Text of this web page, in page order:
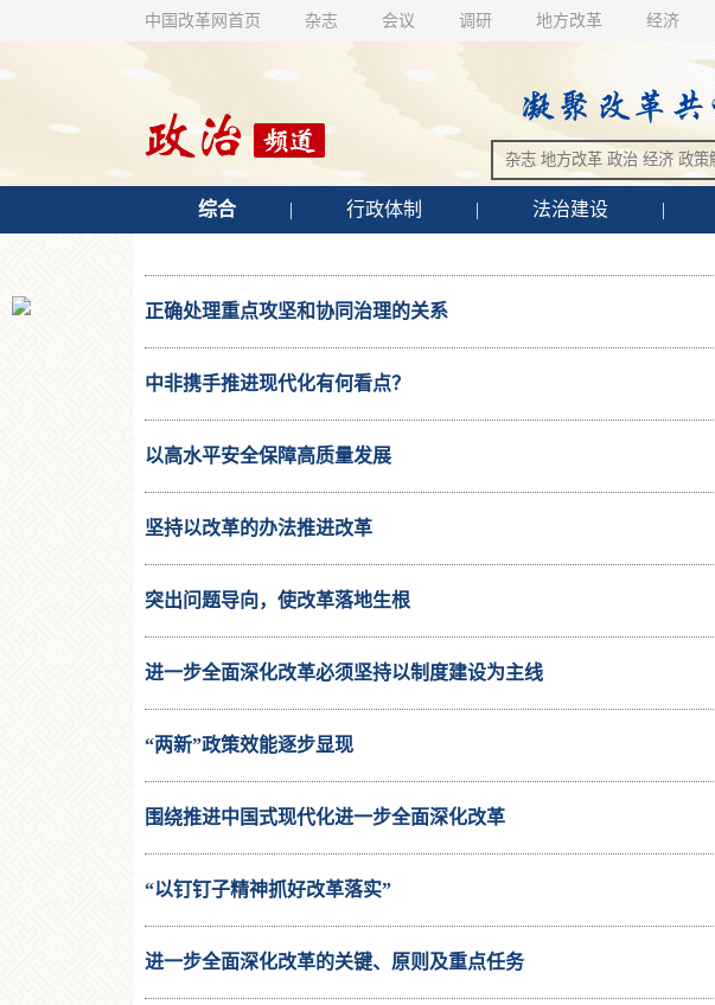
中国改革网首页 杂志 会议 调研 地方改革 经济
综合 | 行政体制 | 法治建设 |
正确处理重点攻坚和协同治理的关系
中非携手推进现代化有何看点？
以高水平安全保障高质量发展
坚持以改革的办法推进改革
突出问题导向，使改革落地生根
进一步全面深化改革必须坚持以制度建设为主线
“两新”政策效能逐步显现
围绕推进中国式现代化进一步全面深化改革
“以钉钉子精神抓好改革落实”
进一步全面深化改革的关键、原则及重点任务